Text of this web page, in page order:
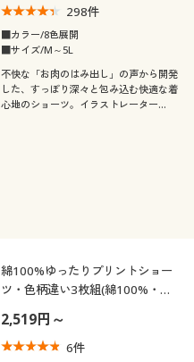
298件
■カラー/8色展開
■サイズ/M～5L
不快な「お肉のはみ出し」の声から開発
した、すっぽり深々と包み込む快適な着
心地のショーツ。イラストレーター
綿100%ゆったりプリントショー
ツ・色柄違い3枚組(綿100%・は
2,519円～
6件